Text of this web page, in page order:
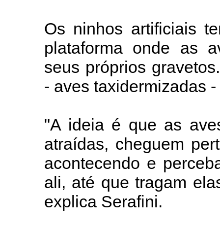
Os ninhos artificiais
plataforma onde as
seus próprios
- aves taxidermizadas
"A ideia é que as
atraídas, cheguem
acontecendo e
ali, até que tragam
explica Serafini.